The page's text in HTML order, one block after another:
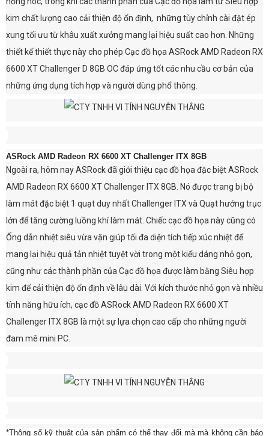
kim chất lượng cao cải thiện độ ổn định, những tùy chỉnh cài đặt ép
xung tối ưu từ khâu xuất xưởng mang lại hiệu suất cao hơn. Những
thiết kế thiết thực này cho phép Cạc đồ họa ASRock AMD Radeon RX
6600 XT Challenger D 8GB OC đáp ứng tốt các nhu cầu cơ bản của
những ứng dụng tích hợp và người dùng phổ thông.
ASRock AMD Radeon RX 6600 XT Challenger ITX 8GB
Ngoài ra, hôm nay ASRock đã giới thiệu cạc đồ họa đặc biệt ASRock
AMD Radeon RX 6600 XT Challenger ITX 8GB. Nó được trang bị bộ
làm mát đặc biệt 1 quạt duy nhất Challenger ITX và Quạt hướng trục
lớn để tăng cường luồng khí làm mát. Chiếc cạc đồ họa này cũng có
Ống dẫn nhiệt siêu vừa vặn giúp tối đa diện tích tiếp xúc nhiệt để
mang lại hiệu quả tản nhiệt tuyệt vời trong một kiểu dáng nhỏ gọn,
cũng như các thành phần của Cạc đồ họa được làm bằng Siêu hợp
kim để cải thiện độ ổn định về lâu dài. Với kích thước nhỏ gọn và nhiều
tính năng hữu ích, cạc đồ ASRock AMD Radeon RX 6600 XT
Challenger ITX 8GB là một sự lựa chọn cao cấp cho những người
đam mê mini PC.
*Thông số kỹ thuật của sản phẩm có thể thay đổi mà mà không cần báo